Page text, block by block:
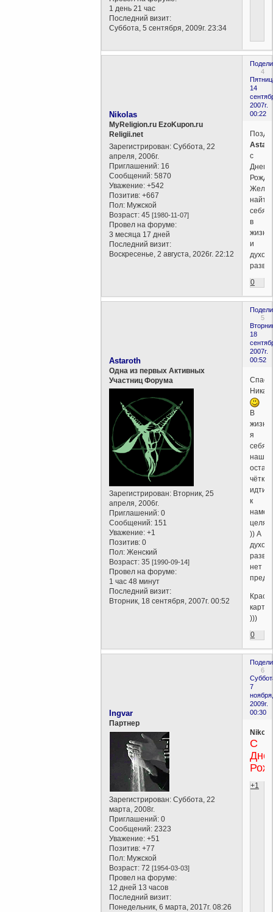
1 день 21 час
Последний визит:
Суббота, 5 сентября, 2009г. 23:34
4
14
2007г.
00:22
Nikolas
MyReligion.ru EzoKupon.ru
Religii.net
Зарегистрирован: Суббота, 22
апреля, 2006г.
Приглашений: 16
Сообщений: 5870
Уважение: +542
Позитив: +667
Пол: Мужской
Возраст: 45[1980-11-07]
Провел на форуме:
3 месяца 17 дней
Последний визит:
Воскресенье, 2 августа, 2026г. 22:12
с
Днем
найти
себя
в
жизни
и
0
5
18
2007г.
00:52
Astaroth
Одна из первых Активных
Участниц Форума
Зарегистрирован: Вторник, 25
апреля, 2006г.
Приглашений: 0
Сообщений: 151
Уважение: +1
Позитив: 0
Пол: Женский
Возраст: 35[1990-09-14]
Провел на форуме:
1 час 48 минут
Последний визит:
Вторник, 18 сентября, 2007г. 00:52
В
жизни
я
себя
чётко
идти
к
целям
)) А
нет
)))
0
6
7
ноября,
2009г.
00:30
Ingvar
Партнер
Зарегистрирован: Суббота, 22
марта, 2008г.
Приглашений: 0
Сообщений: 2323
Уважение: +51
Позитив: +77
Пол: Мужской
Возраст: 72[1954-03-03]
Провел на форуме:
12 дней 13 часов
Последний визит:
Понедельник, 6 марта, 2017г. 08:26
С
+1